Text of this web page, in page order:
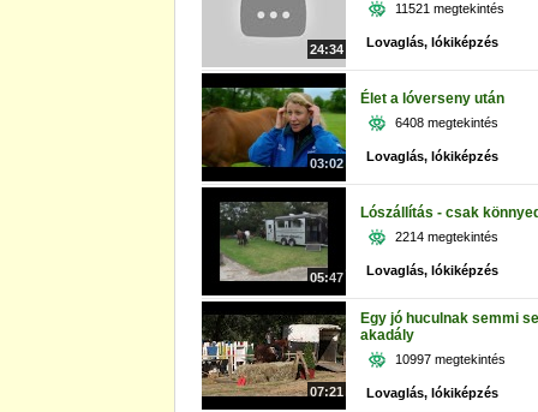
24:34
03:02
11521 megtekintés
Lovaglás, lókiképzés
05:47
Élet a lóverseny után
6408 megtekintés
Lovaglás, lókiképzés
07:21
Lószállítás - csak
2214 megtekintés
Lovaglás, lókiképzés
Egy jó huculnak semmi
akadály
10997 megtekintés
Lovaglás, lókiképzés